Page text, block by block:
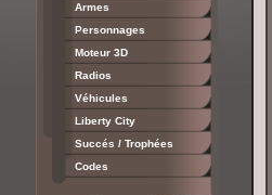
Armes
Personnages
Moteur 3D
Radios
Véhicules
Liberty City
Succés / Trophées
Codes